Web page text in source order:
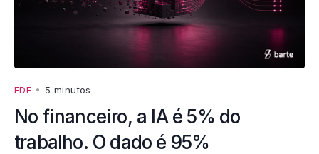
FDE • 5 minutos
No financeiro, a IA é 5% do
trabalho. O dado é 95%